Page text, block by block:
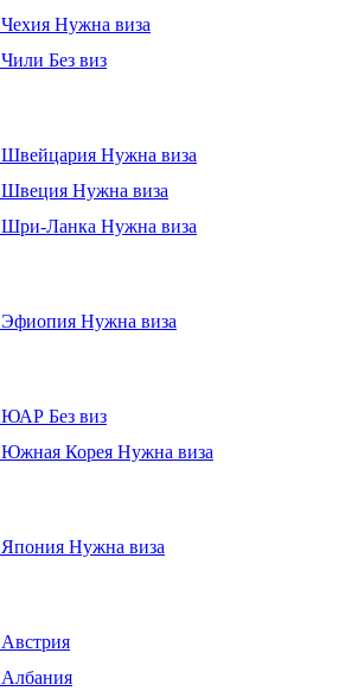
Чехия Нужна виза
Чили Без виз
Швейцария Нужна виза
Швеция Нужна виза
Шри-Ланка Нужна виза
Эфиопия Нужна виза
ЮАР Без виз
Южная Корея Нужна виза
Япония Нужна виза
Австрия
Албания